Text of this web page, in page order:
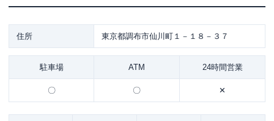
住所 東京都調布市仙川町１－１８－３７
駐車場 ATM 24時間営業
〇 〇 ✕